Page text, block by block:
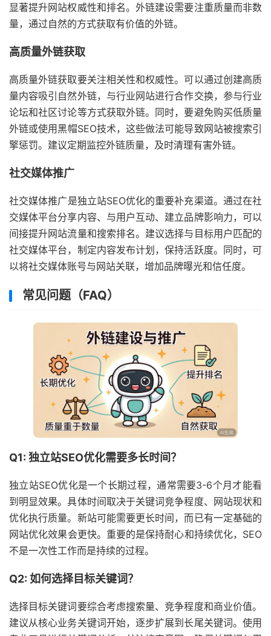
显著提升网站权威性和排名。外链建设需要注重质量而非数
量，通过自然的方式获取有价值的外链。
高质量外链获取
高质量外链获取要关注相关性和权威性。可以通过创建高质
量内容吸引自然外链，与行业网站进行合作交换，参与行业
论坛和社区讨论等方式获取外链。同时，要避免购买低质量
外链或使用黑帽SEO技术，这些做法可能导致网站被搜索引
擎惩罚。建议定期监控外链质量，及时清理有害外链。
社交媒体推广
社交媒体推广是独立站SEO优化的重要补充渠道。通过在社
交媒体平台分享内容、与用户互动、建立品牌影响力，可以
间接提升网站流量和搜索排名。建议选择与目标用户匹配的
社交媒体平台，制定内容发布计划，保持活跃度。同时，可
以将社交媒体账号与网站关联，增加品牌曝光和信任度。
常见问题（FAQ）
Q1: 独立站SEO优化需要多长时间？
独立站SEO优化是一个长期过程，通常需要3-6个月才能看
到明显效果。具体时间取决于关键词竞争程度、网站现状和
优化执行质量。新站可能需要更长时间，而已有一定基础的
网站优化效果会更快。重要的是保持耐心和持续优化，SEO
不是一次性工作而是持续的过程。
Q2: 如何选择目标关键词？
选择目标关键词要综合考虑搜索量、竞争程度和商业价值。
建议从核心业务关键词开始，逐步扩展到长尾关键词。使用